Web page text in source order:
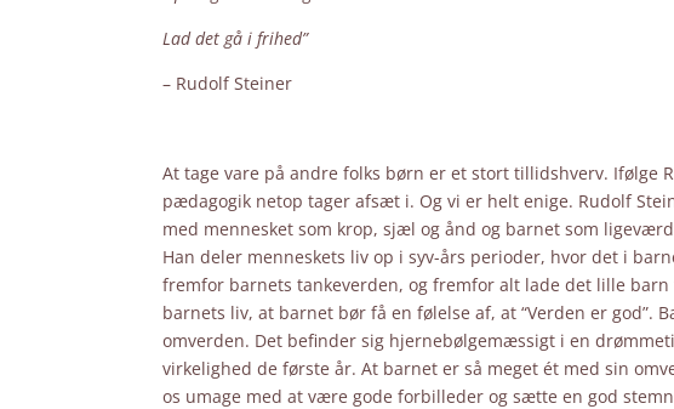
Lad det gå i frihed”
– Rudolf Steiner
At tage vare på andre folks børn er et stort tillidshverv. Ifølge
pædagogik netop tager afsæt i. Og vi er helt enige. Rudolf
med mennesket som krop, sjæl og ånd og barnet som
Han deler menneskets liv op i syv-års perioder, hvor det i
fremfor barnets tankeverden, og fremfor alt lade det lille
barnets liv, at barnet bør få en følelse af, at “Verden er god”.
omverden. Det befinder sig hjernebølgemæssigt i en
virkelighed de første år. At barnet er så meget ét med sin
os umage med at være gode forbilleder og sætte en god